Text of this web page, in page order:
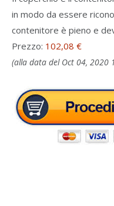
in modo da essere
contenitore è pieno e
Prezzo: 102,08 €
(alla data del Oct 04, 2020